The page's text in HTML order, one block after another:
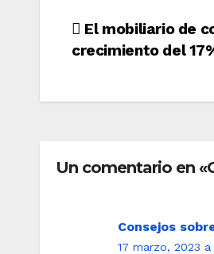
Navegación
entradas
El mobiliario de
crecimiento del
Un comentario en
Consejos
17 marzo, 2023 a